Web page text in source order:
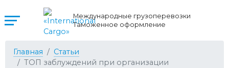
Международные грузоперевозки
Таможенное оформление
Главная
Статьи
ТОП заблуждений при организации